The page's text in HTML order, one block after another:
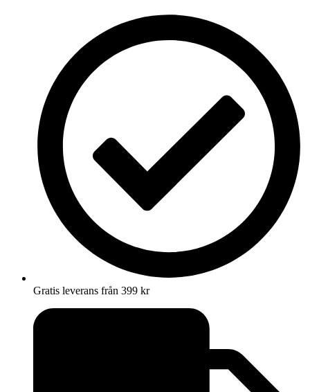
Gratis leverans från 399 kr